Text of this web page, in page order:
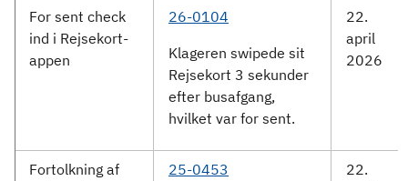
For sent check
ind i Rejsekort-
appen
26-0104
Klageren swipede sit
Rejsekort 3 sekunder
efter busafgang,
hvilket var for sent.
22.
april
2026
Fortolkning af
25-0453
22.